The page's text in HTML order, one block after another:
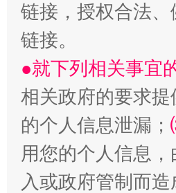
在谋一域中谋全局
链接，授权合法
链接。
●就下列相关事宜
相关政府的要求
的个人信息泄漏；
用您的个人信息
入或政府管制而